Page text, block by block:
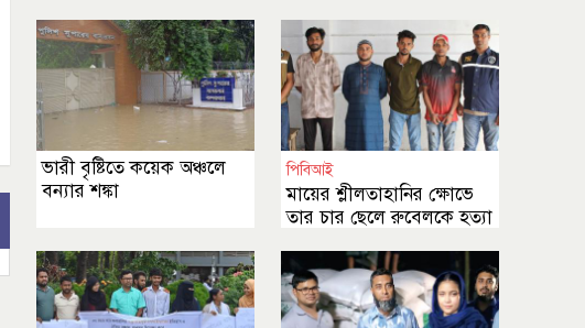
ভারী বৃষ্টিতে কয়েক অঞ্চলে
বন্যার শঙ্কা
পিবিআই
মায়ের শ্লীলতাহানির ক্ষোভে
তার চার ছেলে রুবেলকে হত্যা